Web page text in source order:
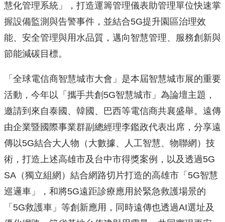
慧化管理系統」， 打造運籌管理儀表助管理單位快速掌
握設備監測與告警事件，並結合5G提升園區治理效
能、安全管理與用水品質，邁向智慧管理、 服務創新與
節能減碳目標。
「全球電信商智慧城市大會」是本屆智慧城市展的重要
活動， 今年以「攜手共創5G智慧城市」為論壇主題，
邀請到來自泰國、 韓國、巴西等電信商共襄盛舉。 遠傳
由企業暨國際事業群副總經理李鑑政代表出席，分享遠
傳以5G結合大人物（大數據、人工智慧、物聯網）技
術， 打造上述高雄市及台中市得獎案例，以及透過5G
SA（獨立組網）結合網路切片打造的高雄市「5G智慧
巡邏車」， 和將5G遠距診療應用於緊急救護場景的
「5G救護車」 等創新應用，同時遠傳也透過AI選址及